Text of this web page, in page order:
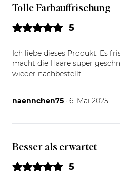
Tolle Farbauffrischung
5
Ich liebe dieses Produkt. Es
macht die Haare super
wieder nachbestellt.
naennchen75 06.05.25
· 6. Mai 2025
Besser als erwartet
5